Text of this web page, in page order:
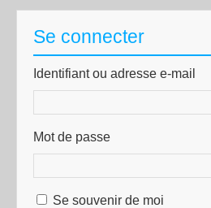
Se connecter
Identifiant ou adresse e-mail
Mot de passe
Se souvenir de moi